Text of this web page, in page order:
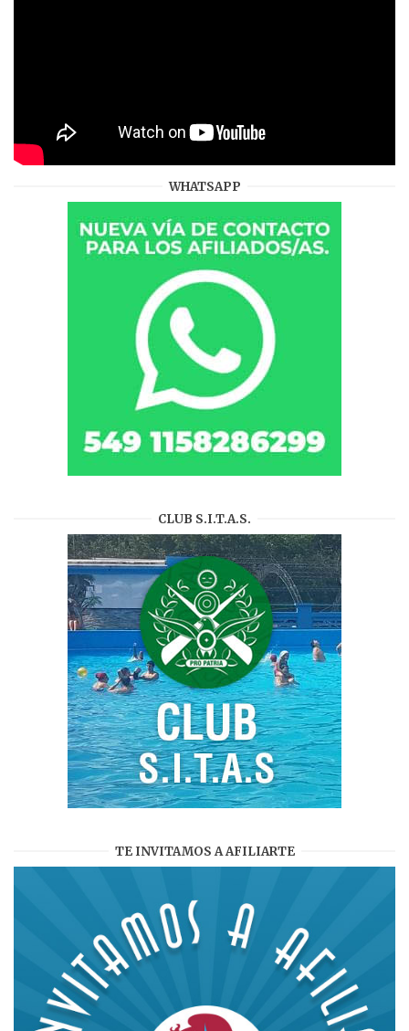
WHATSAPP
CLUB S.I.T.A.S.
TE INVITAMOS A AFILIARTE